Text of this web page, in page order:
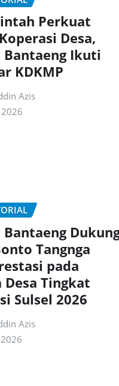
Perkuat
Desa,
Bantaeng Ikuti
KDKMP
Azis
Tangnga
pada
Desa Tingkat
Sulsel 2026
Azis